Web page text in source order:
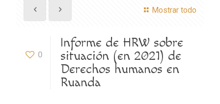
Mostrar todo
0
Informe de HRW sobre
situación (en 2021) de
Derechos humanos en
Ruanda